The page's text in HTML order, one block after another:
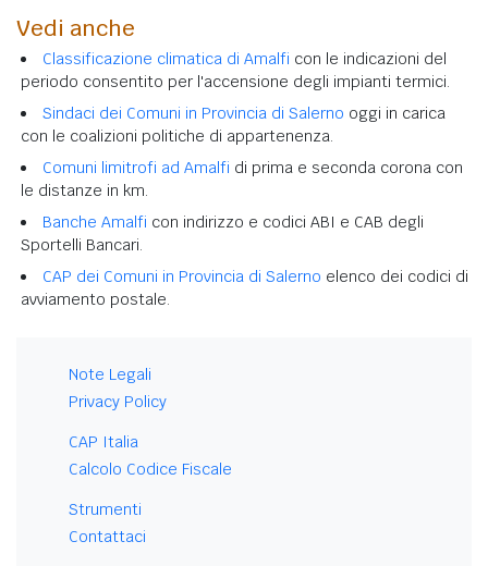
Vedi anche
Classificazione climatica di Amalfi con le indicazioni del
periodo consentito per l'accensione degli impianti termici.
Sindaci dei Comuni in Provincia di Salerno oggi in carica
con le coalizioni politiche di appartenenza.
Comuni limitrofi ad Amalfi di prima e seconda corona con
le distanze in km.
Banche Amalfi con indirizzo e codici ABI e CAB degli
Sportelli Bancari.
CAP dei Comuni in Provincia di Salerno elenco dei codici di
avviamento postale.
Note Legali
Privacy Policy
CAP Italia
Calcolo Codice Fiscale
Strumenti
Contattaci